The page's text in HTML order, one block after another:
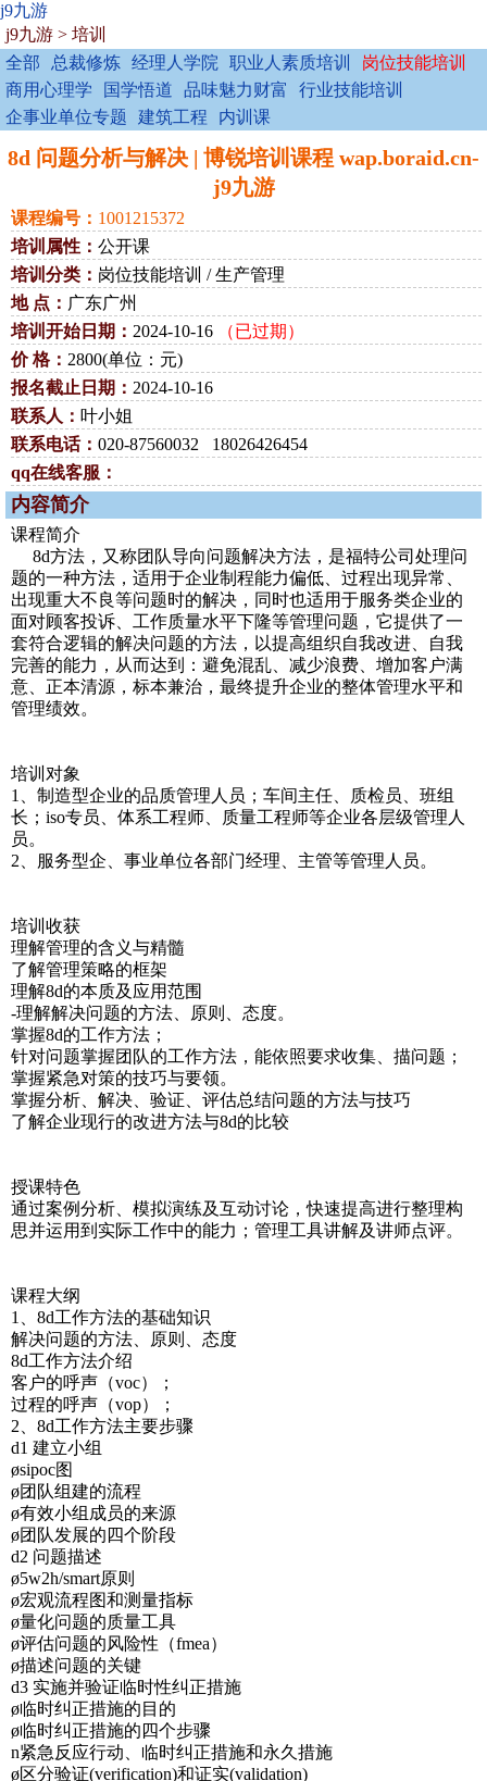
j9九游
j9九游 > 培训
全部
总裁修炼 经理人学院 职业人素质培训
岗位技能培训
商用心理学
国学悟道 品味魅力财富
行业技能培训
企事业单位专题
建筑工程 内训课
8d 问题分析与解决 | 博锐培训课程 wap.boraid.cn-
j9九游
课程编号： 1001215372
培训属性： 公开课
培训分类： 岗位技能培训 / 生产管理
地 点： 广东广州
培训开始日期： 2024-10-16
（已过期）
价 格： 2800(单位：元)
报名截止日期： 2024-10-16
联系人： 叶小姐
联系电话： 020-87560032 18026426454
qq在线客服：
内容简介
课程简介
8d方法，又称团队导向问题解决方法，是福特公司处理问
题的一种方法，适用于企业制程能力偏低、过程出现异常、
出现重大不良等问题时的解决，同时也适用于服务类企业的
面对顾客投诉、工作质量水平下隆等管理问题，它提供了一
套符合逻辑的解决问题的方法，以提高组织自我改进、自我
完善的能力，从而达到：避免混乱、减少浪费、增加客户满
意、正本清源，标本兼治，最终提升企业的整体管理水平和
管理绩效。
培训对象
1、制造型企业的品质管理人员；车间主任、质检员、班组
长；iso专员、体系工程师、质量工程师等企业各层级管理人
员。
2、服务型企、事业单位各部门经理、主管等管理人员。
培训收获
理解管理的含义与精髓
了解管理策略的框架
理解8d的本质及应用范围
-理解解决问题的方法、原则、态度。
掌握8d的工作方法；
针对问题掌握团队的工作方法，能依照要求收集、描问题；
掌握紧急对策的技巧与要领。
掌握分析、解决、验证、评估总结问题的方法与技巧
了解企业现行的改进方法与8d的比较
授课特色
通过案例分析、模拟演练及互动讨论，快速提高进行整理构
思并运用到实际工作中的能力；管理工具讲解及讲师点评。
课程大纲
1、8d工作方法的基础知识
解决问题的方法、原则、态度
8d工作方法介绍
客户的呼声（voc）；
过程的呼声（vop）；
2、8d工作方法主要步骤
d1 建立小组
øsipoc图
ø团队组建的流程
ø有效小组成员的来源
ø团队发展的四个阶段
d2 问题描述
ø5w2h/smart原则
ø宏观流程图和测量指标
ø量化问题的质量工具
ø评估问题的风险性（fmea）
ø描述问题的关键
d3 实施并验证临时性纠正措施
ø临时纠正措施的目的
ø临时纠正措施的四个步骤
n紧急反应行动、临时纠正措施和永久措施
ø区分验证(verification)和证实(validation)